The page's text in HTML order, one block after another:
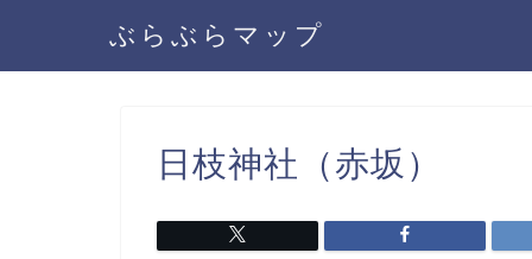
ぶらぶらマップ
日枝神社（赤坂）